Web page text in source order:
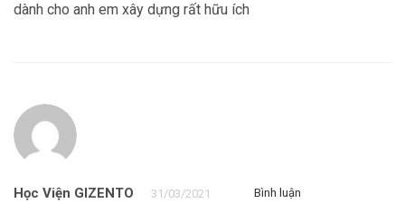
dành cho anh em xây dựng rất hữu ích
Học Viện GIZENTO 31/03/2021 Bình luận